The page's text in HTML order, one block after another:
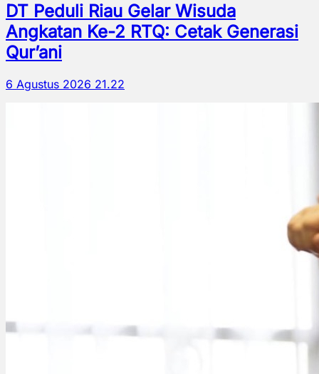
DT Peduli Riau Gelar Wisuda
Angkatan Ke-2 RTQ: Cetak Generasi
Qur’ani
6 Agustus 2026 21.22